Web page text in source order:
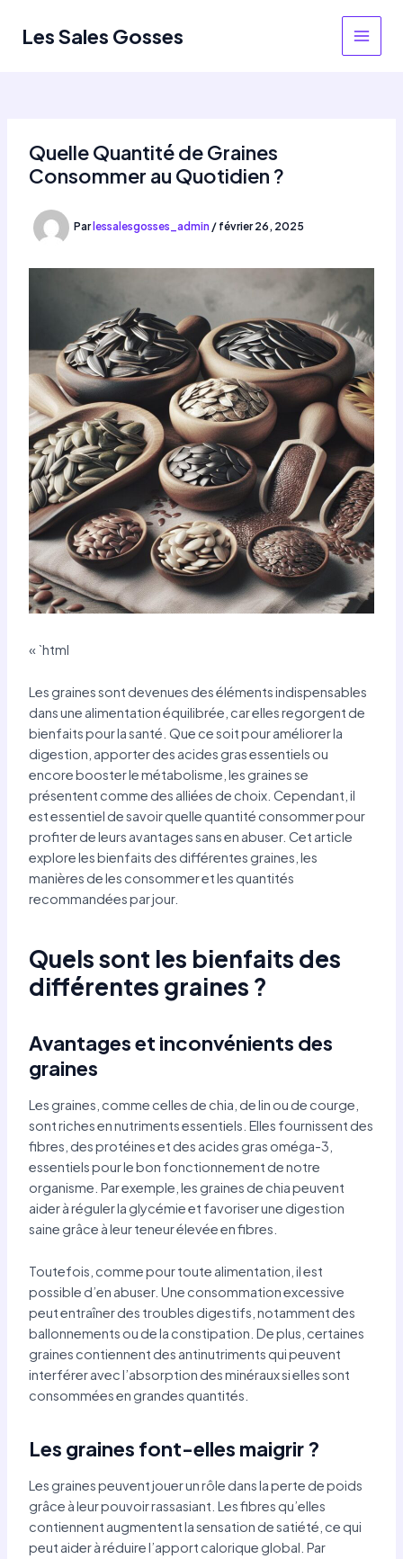
Les Sales Gosses
MAIN
Quelle Quantité de Graines
Consommer au Quotidien ?
Par lessalesgosses_admin / février 26, 2025
« `html
Les graines sont devenues des éléments indispensables
dans une alimentation équilibrée, car elles regorgent de
bienfaits pour la santé. Que ce soit pour améliorer la
digestion, apporter des acides gras essentiels ou
encore booster le métabolisme, les graines se
présentent comme des alliées de choix. Cependant, il
est essentiel de savoir quelle quantité consommer pour
profiter de leurs avantages sans en abuser. Cet article
explore les bienfaits des différentes graines, les
manières de les consommer et les quantités
recommandées par jour.
Quels sont les bienfaits des
différentes graines ?
Avantages et inconvénients des
graines
Les graines, comme celles de chia, de lin ou de courge,
sont riches en nutriments essentiels. Elles fournissent des
fibres, des protéines et des acides gras oméga-3,
essentiels pour le bon fonctionnement de notre
organisme. Par exemple, les graines de chia peuvent
aider à réguler la glycémie et favoriser une digestion
saine grâce à leur teneur élevée en fibres.
Toutefois, comme pour toute alimentation, il est
possible d’en abuser. Une consommation excessive
peut entraîner des troubles digestifs, notamment des
ballonnements ou de la constipation. De plus, certaines
graines contiennent des antinutriments qui peuvent
interférer avec l’absorption des minéraux si elles sont
consommées en grandes quantités.
Les graines font-elles maigrir ?
Les graines peuvent jouer un rôle dans la perte de poids
grâce à leur pouvoir rassasiant. Les fibres qu’elles
contiennent augmentent la sensation de satiété, ce qui
peut aider à réduire l’apport calorique global. Par